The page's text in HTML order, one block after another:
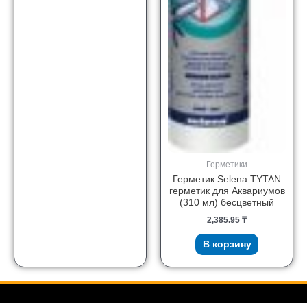
Герметики
Герметик Selena TYTAN
герметик для Аквариумов
(310 мл) бесцветный
2,385.95 ₸
В корзину